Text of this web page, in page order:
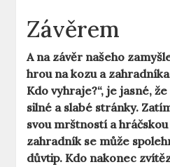
Závěrem
A na závěr našeho
hrou na kozu a
Kdo vyhraje?“, je jasné,
silné a slabé stránky.
svou mrštností a
zahradník se může
důvtip. Kdo nakonec